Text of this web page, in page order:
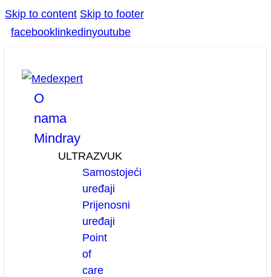
Skip to content Skip to footer
facebook linkedinyoutube
O
nama
Mindray
ULTRAZVUK
Samostojeći
uređaji
Prijenosni
uređaji
Point
of
care